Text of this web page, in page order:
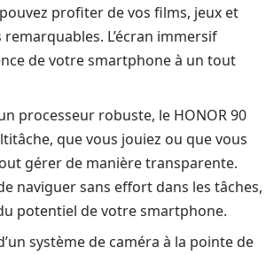
profiter de vos films, jeux et
L’écran immersif
de votre smartphone à un tout
processeur robuste, le HONOR 90
que vous jouiez ou que vous
gérer de manière transparente.
naviguer sans effort dans les tâches,
potentiel de votre smartphone.
système de caméra à la pointe de